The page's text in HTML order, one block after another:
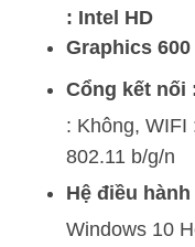
: Intel HD
Graphics 600
Cổng kết nối
: Không, WIFI
802.11 b/g/n
Hệ điều hành
Windows 10